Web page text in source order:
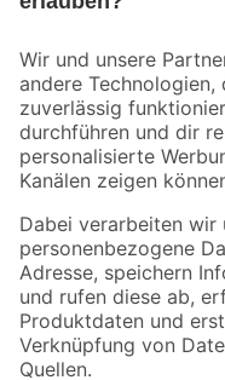
Der toom Newsletter: Keine
Zur Newsletter
Folge uns
Zahlungsarten